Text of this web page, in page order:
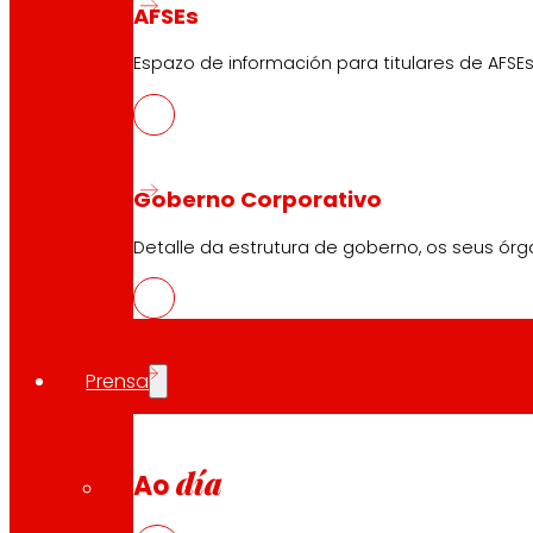
AFSEs
Espazo de información para titulares de
Goberno Corporativo
Detalle da estrutura de goberno, os seus
Prensa
Ao día